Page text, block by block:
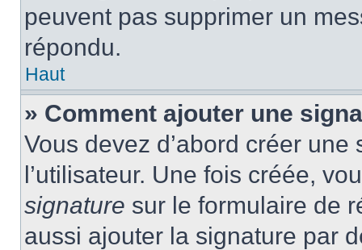
peuvent pas supprimer un
répondu.
Haut
» Comment ajouter une
Vous devez d’abord créer
l’utilisateur. Une fois créée,
signature sur le formulaire de
aussi ajouter la signature par